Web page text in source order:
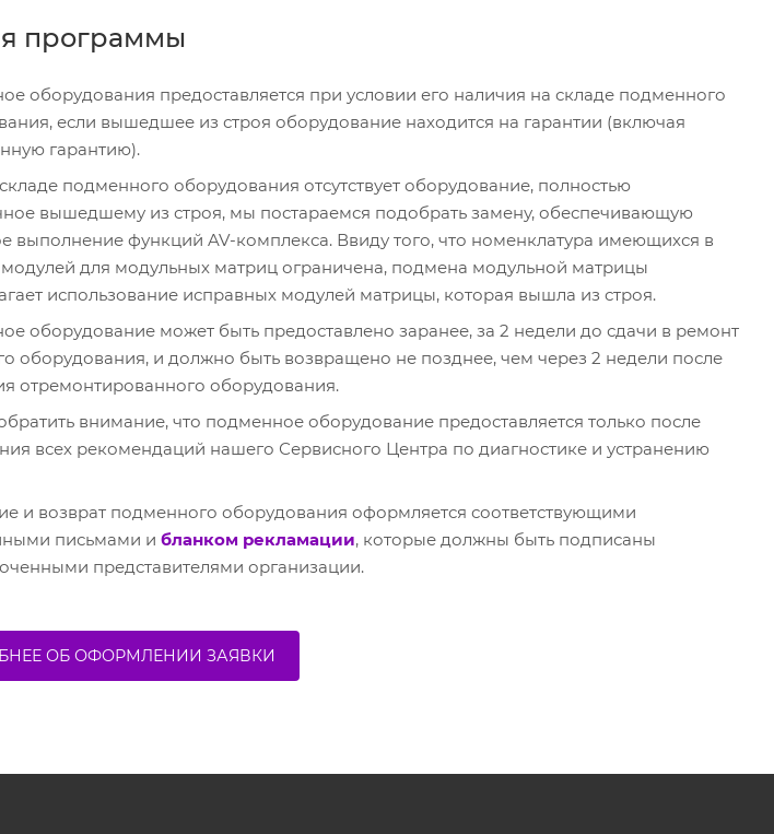
программы
оборудования предоставляется при условии его наличия на складе подменного
если вышедшее из строя оборудование находится на гарантии (включая
гарантию).
подменного оборудования отсутствует оборудование, полностью
вышедшему из строя, мы постараемся подобрать замену, обеспечивающую
выполнение функций AV-комплекса. Ввиду того, что номенклатура имеющихся в
для модульных матриц ограничена, подмена модульной матрицы
использование исправных модулей матрицы, которая вышла из строя.
оборудование может быть предоставлено заранее, за 2 недели до сдачи в ремонт
оборудования, и должно быть возвращено не позднее, чем через 2 недели после
отремонтированного оборудования.
внимание, что подменное оборудование предоставляется только после
всех рекомендаций нашего Сервисного Центра по диагностике и устранению
и возврат подменного оборудования оформляется соответствующими
письмами и бланком рекламации, которые должны быть подписаны
представителями организации.
ОБ ОФОРМЛЕНИИ ЗАЯВКИ